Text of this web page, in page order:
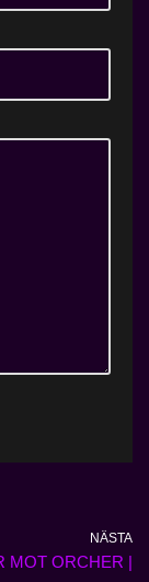
NÄSTA
MOT ORCHER |